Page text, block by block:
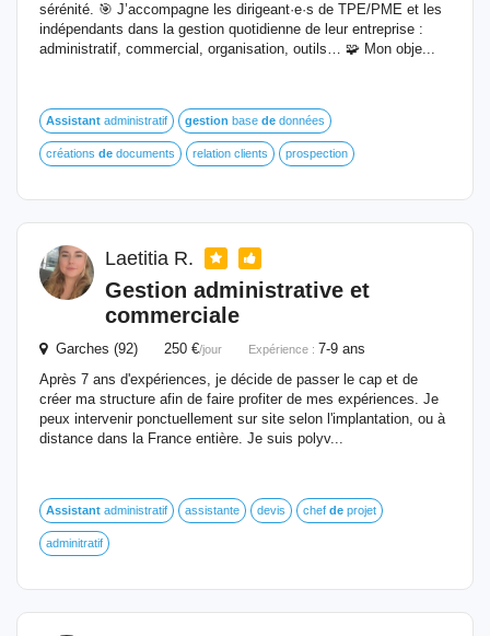
sérénité. 🎯 J’accompagne les dirigeant·e·s de TPE/PME et les
indépendants dans la gestion quotidienne de leur entreprise :
administratif, commercial, organisation, outils… 🧩 Mon obje...
Assistant administratif gestion base de données
créations de documents relation clients prospection
Laetitia R.
Gestion administrative et
commerciale
Garches (92) 250 €/jour Expérience : 7-9 ans
Après 7 ans d'expériences, je décide de passer le cap et de
créer ma structure afin de faire profiter de mes expériences. Je
peux intervenir ponctuellement sur site selon l'implantation, ou à
distance dans la France entière. Je suis polyv...
Assistant administratif assistante devis chef de projet
adminitratif